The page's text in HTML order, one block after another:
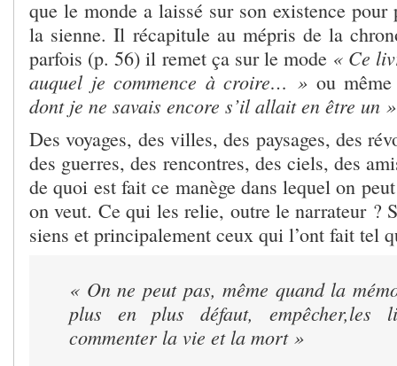
que le monde a laissé sur son existence pour
la sienne. Il récapitule au mépris de la
parfois (p. 56) il remet ça sur le mode « Ce
auquel je commence à croire… »ou
dont je ne savais encore s’il allait en être un
Des voyages, des villes, des paysages, des
des guerres, des rencontres, des ciels, des
de quoi est fait ce manège dans lequel on
on veut. Ce qui les relie, outre le narrateur ?
siens et principalement ceux qui l’ont fait tel
« On ne peut pas, même quand la
plus en plus défaut, empêcher,les
commenter la vie et la mort »